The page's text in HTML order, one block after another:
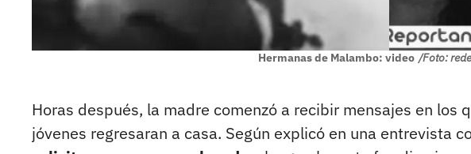
Hermanas de Malambo: video /Foto:
Horas después, la madre comenzó a recibir mensajes en los
jóvenes regresaran a casa. Según explicó en una entrevista